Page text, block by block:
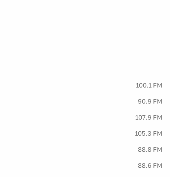
100.1 FM
90.9 FM
107.9 FM
105.3 FM
88.8 FM
88.6 FM